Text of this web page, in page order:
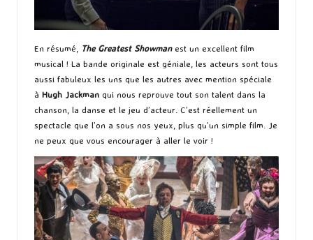
En résumé, The Greatest Showmanest un excellent film
musical ! La bande originale est géniale, les acteurs sont tous
aussi fabuleux les uns que les autres avec mention spéciale
à Hugh Jackman qui nous reprouve tout son talent dans la
chanson, la danse et le jeu d’acteur. C’est réellement un
spectacle que l’on a sous nos yeux, plus qu’un simple film. Je
ne peux que vous encourager à aller le voir !